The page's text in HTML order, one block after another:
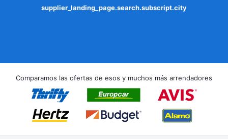
supplier_landing_page.search.subscript.city
Comparamos las ofertas de esos y muchos más arrendadores